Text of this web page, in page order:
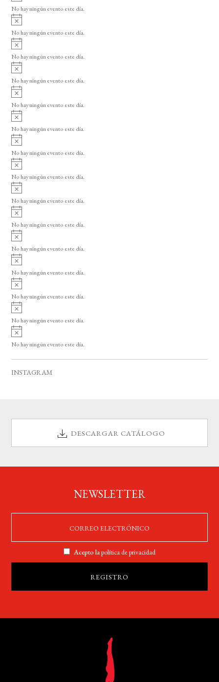
o
v
i
o
No hay ningún evento este día.
A
v
i
o
No hay ningún evento este día.
A
v
i
o
No hay ningún evento este día.
A
v
i
o
No hay ningún evento este día.
A
v
i
o
No hay ningún evento este día.
A
v
i
o
No hay ningún evento este día.
A
v
i
o
No hay ningún evento este día.
A
v
i
o
No hay ningún evento este día.
A
v
i
o
No hay ningún evento este día.
A
v
i
o
No hay ningún evento este día.
A
v
i
o
No hay ningún evento este día.
A
v
i
o
No hay ningún evento este día.
A
v
i
o
No hay ningún evento este día.
A
v
i
o
No hay ningún evento este día.
A
v
i
s
No hay ningún evento este día.
INSTAGRAM
DESCARGAR CATÁLOGO
NEWSLETTER
Acepto lapolítica de privacidad